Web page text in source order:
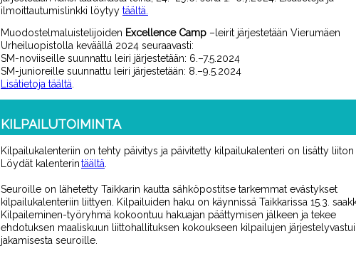
ilmoittautumislinkki löytyy täältä
Muodostelmaluistelijoiden ExcellenceCamp –leirit järjestetään Vierumäen
Urheiluopistolla keväällä 2024 seuraavasti:
SM-noviiseille suunnattu leiri järjestetään: 6. –7.5.2024
SM-junioreille suunnattu leiri järjestetään: 8. –9.5.2024
Lisätietoja täältä
KILPAILUTOIMINTA
Kilpailukalenteriin on tehty päivitys ja päivitetty kilpailukalenteri on lisätty
Löydät kalenterintäältä
Seuroille on lähetetty Taikkarin kautta sähköpostitse tarkemmat evästykset
kilpailukalenteriin liittyen
Kilpailuiden haku on käynnissä Taikkarissa 15.3.
Kilpaileminen-työryhmä kokoontuu hakuajan päättymisen jälkeen ja tekee
ehdotuksen maaliskuun liittohallituksen kokoukseen kilpailujen
jakamisesta seuroille